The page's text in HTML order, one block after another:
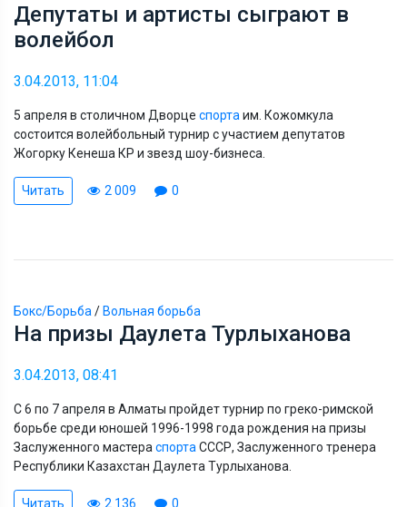
Депутаты и артисты сыграют в
волейбол
3.04.2013, 11:04
5 апреля в столичном Дворце спорта им. Кожомкула
состоится волейбольный турнир с участием депутатов
Жогорку Кенеша КР и звезд шоу-бизнеса.
Читать 2 009 0
Бокс/Борьба / Вольная борьба
На призы Даулета Турлыханова
3.04.2013, 08:41
С 6 по 7 апреля в Алматы пройдет турнир по греко-римской
борьбе среди юношей 1996-1998 года рождения на призы
Заслуженного мастера спорта СССР, Заслуженного тренера
Республики Казахстан Даулета Турлыханова.
Читать 2 136 0